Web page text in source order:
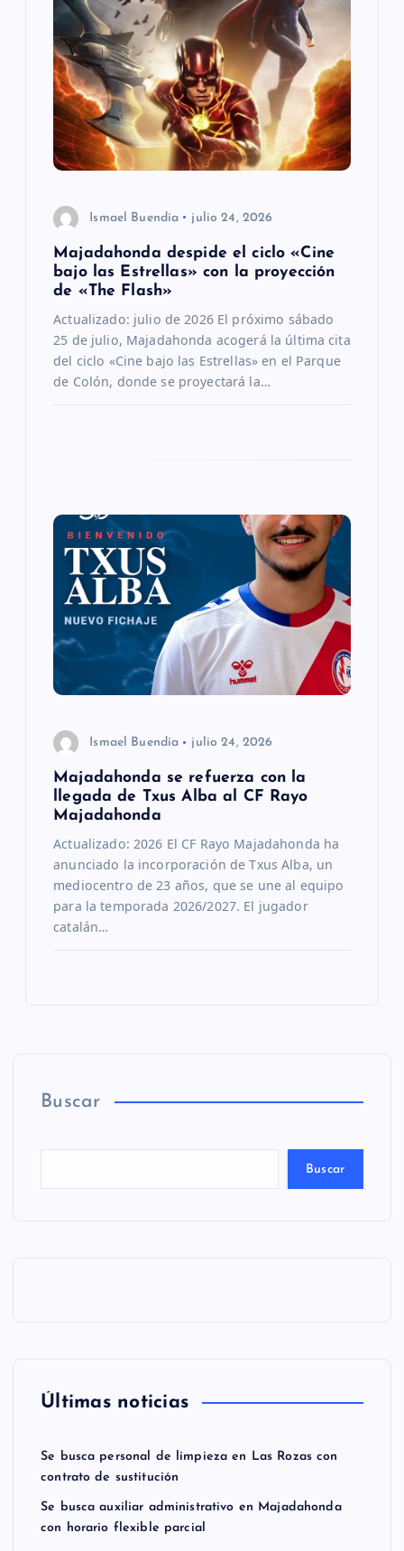
Ismael Buendía julio 24, 2026
Majadahonda despide el ciclo «Cine
bajo las Estrellas» con la proyección
de «The Flash»
Actualizado: julio de 2026 El próximo sábado
25 de julio, Majadahonda acogerá la última cita
del ciclo «Cine bajo las Estrellas» en el Parque
de Colón, donde se proyectará la…
Ismael Buendía julio 24, 2026
Majadahonda se refuerza con la
llegada de Txus Alba al CF Rayo
Majadahonda
Actualizado: 2026 El CF Rayo Majadahonda ha
anunciado la incorporación de Txus Alba, un
mediocentro de 23 años, que se une al equipo
para la temporada 2026/2027. El jugador
catalán…
Buscar
Buscar
Últimas noticias
Se busca personal de limpieza en Las Rozas con
contrato de sustitución
Se busca auxiliar administrativo en Majadahonda
con horario flexible parcial